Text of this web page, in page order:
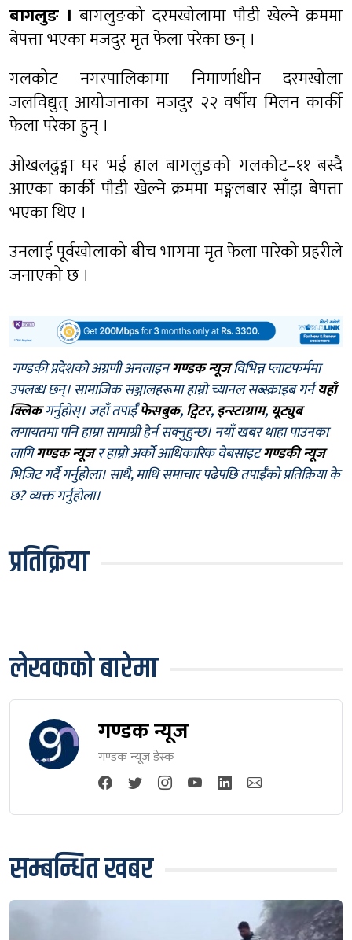
बागलुङ । बागलुङको दरमखोलामा पौडी खेल्ने क्रममा
बेपत्ता भएका मजदुर मृत फेला परेका छन् ।
गलकोट नगरपालिकामा निमार्णाधीन दरमखोला
जलविद्युत् आयोजनाका मजदुर २२ वर्षीय मिलन कार्की
फेला परेका हुन् ।
ओखलढुङ्गा घर भई हाल बागलुङको गलकोट–११ बस्दै
आएका कार्की पौडी खेल्ने क्रममा मङ्गलबार साँझ बेपत्ता
भएका थिए ।
उनलाई पूर्वखोलाको बीच भागमा मृत फेला पारेको प्रहरीले
जनाएको छ ।
गण्डकी प्रदेशको अग्रणी अनलाइनगण्डक न्यूजविभिन्न प्लाटफर्ममा
उपलब्ध छन्। सामाजिक सञ्जालहरूमा हाम्रो च्यानल सब्स्क्राइब गर्नयहाँ
क्लिकगर्नुहोस्। जहाँ तपाईँफेसबुक,ट्विटर,इन्स्टाग्राम, यूट्युब
लगायतमा पनि हाम्रा सामाग्री हेर्न सक्नुहुन्छ। नयाँ खबर थाहा पाउनका
लागिगण्डक न्यूजर हाम्रो अर्को आधिकारिक वेबसाइटगण्डकी न्यूज
भिजिट गर्दै गर्नुहोला। साथै, माथि समाचार पढेपछि तपाईँको प्रतिक्रिया के
छ? व्यक्त गर्नुहोला।
प्रतिक्रिया
लेखकको बारेमा
गण्डक न्यूज
गण्डक न्यूज डेस्क
सम्बन्धित खबर